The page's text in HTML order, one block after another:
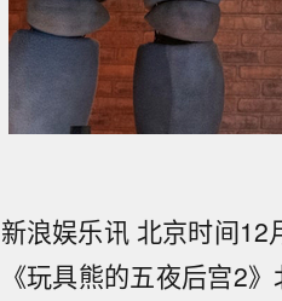
新浪娱乐讯 北京时间12
《玩具熊的五夜后宫2